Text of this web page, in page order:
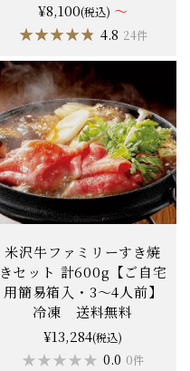
¥8,100(税込) ～
★★★★★
★★★★★ 4.8 24件
米沢牛ファミリーすき焼
きセット 計600g【ご自宅
用簡易箱入・3〜4人前】
冷凍 送料無料
¥13,284(税込)
★★★★★
★★★★★ 0.0 0件